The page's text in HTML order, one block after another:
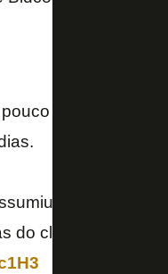
mais sobre
uma série de
do clube social,